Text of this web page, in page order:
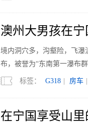
澳州大男孩在宁
境内洞穴多，沟壑险，飞
布，被誉为“东南第一瀑布群
标签： G318 房车
在宁国享受山